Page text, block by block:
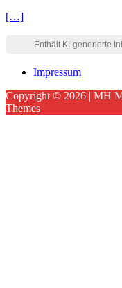
[…]
Impressum
Copyright © 2026 | MH
Themes